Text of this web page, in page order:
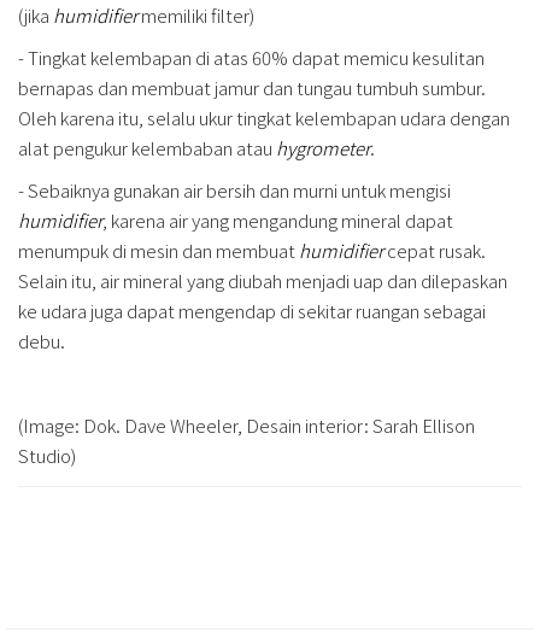
(jika humidifiermemiliki filter)
- Tingkat kelembapan di atas 60% dapat memicu kesulitan
bernapas dan membuat jamur dan tungau tumbuh sumbur.
Oleh karena itu, selalu ukur tingkat kelembapan udara dengan
alat pengukur kelembaban atau hygrometer.
- Sebaiknya gunakan air bersih dan murni untuk mengisi
humidifier, karena air yang mengandung mineral dapat
menumpuk di mesin dan membuathumidifiercepat rusak.
Selain itu, air mineral yang diubah menjadi uap dan dilepaskan
ke udara juga dapat mengendap di sekitar ruangan sebagai
debu.
(Image: Dok. Dave Wheeler, Desain interior: Sarah Ellison
Studio)